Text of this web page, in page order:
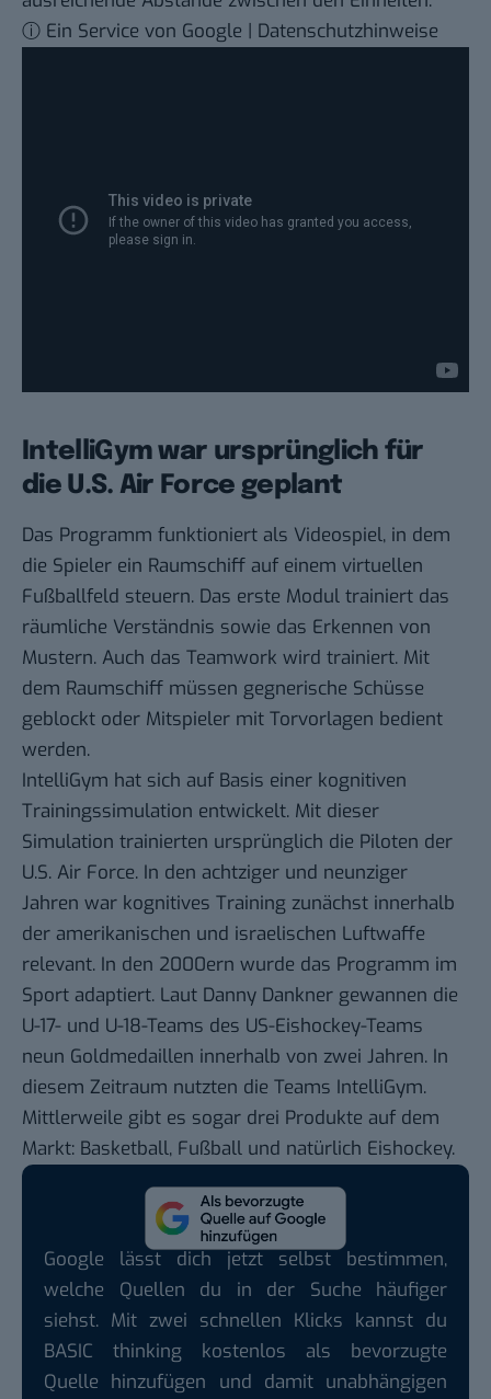
ⓘ Ein Service von Google | Datenschutzhinweise
IntelliGym war ursprünglich für
die U.S. Air Force geplant
Das Programm funktioniert als Videospiel, in dem
die Spieler ein Raumschiff auf einem virtuellen
Fußballfeld steuern. Das erste Modul trainiert das
räumliche Verständnis sowie das Erkennen von
Mustern. Auch das Teamwork wird trainiert. Mit
dem Raumschiff müssen gegnerische Schüsse
geblockt oder Mitspieler mit Torvorlagen bedient
werden.
IntelliGym hat sich auf Basis einer kognitiven
Trainingssimulation entwickelt. Mit dieser
Simulation trainierten ursprünglich die Piloten der
U.S. Air Force. In den achtziger und neunziger
Jahren war kognitives Training zunächst innerhalb
der amerikanischen und israelischen Luftwaffe
relevant. In den 2000ern wurde das Programm im
Sport adaptiert. Laut Danny Dankner gewannen die
U-17- und U-18-Teams des US-Eishockey-Teams
neun Goldmedaillen innerhalb von zwei Jahren. In
diesem Zeitraum nutzten die Teams IntelliGym.
Mittlerweile gibt es sogar drei Produkte auf dem
Markt: Basketball, Fußball und natürlich Eishockey.
Google lässt dich jetzt selbst bestimmen,
welche Quellen du in der Suche häufiger
siehst. Mit zwei schnellen Klicks kannst du
BASIC thinking kostenlos als bevorzugte
Quelle hinzufügen und damit unabhängigen